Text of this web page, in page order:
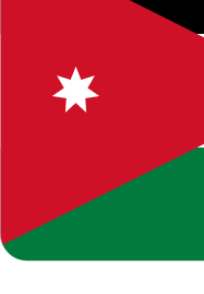
احتياجات قرائنا.
في الموقع أو استخدام
نشجعكم على ترك
المحتوى المقدم.
المقال هي لأغراض
الرسمية والموثوقة.
في التواصل معنا.